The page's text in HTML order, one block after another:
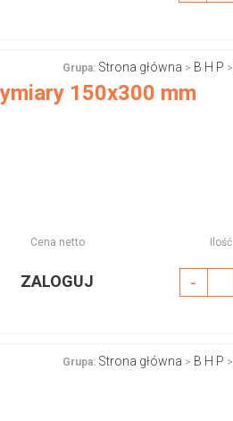
Grupa: Strona główna > B H P >
150x300 mm
Cena netto Ilość
ZALOGUJ -
Grupa: Strona główna > B H P >